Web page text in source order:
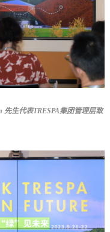
先生代表TRESPA集团管理层致